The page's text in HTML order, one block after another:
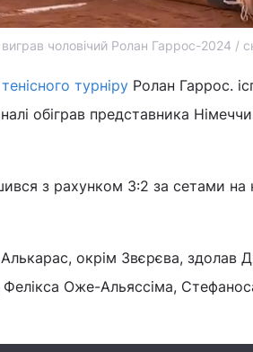
чоловічий Ролан Гаррос-2024 /
тенісного турніру Ролан Гаррос.
обіграв представника
з рахунком 3:2 за сетами на
окрім Звєрєва, здолав
Оже-Альяссіма,